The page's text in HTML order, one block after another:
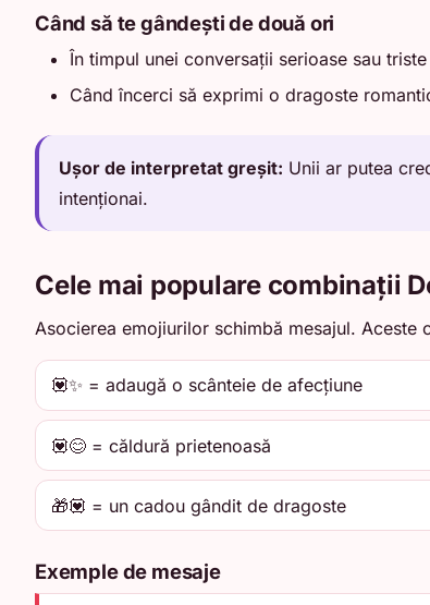
Când să te gândești de două ori
În timpul unei conversații serioase sau triste
Când încerci să exprimi o dragoste
Ușor de interpretat greșit: Unii ar putea
intenționai.
Cele mai populare combinații
Asocierea emojiurilor schimbă mesajul.
💟✨ = adaugă o scânteie de afecțiune
💟😊 = căldură prietenoasă
🎁💟 = un cadou gândit de dragoste
Exemple de mesaje